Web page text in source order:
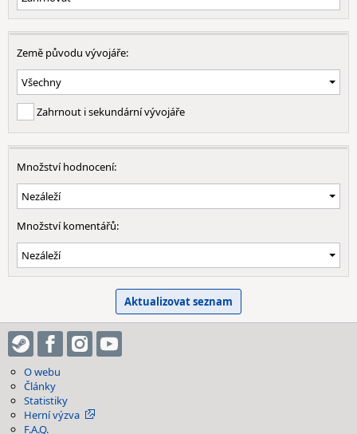
Země původu vývojáře:
Zahrnout i sekundární vývojáře
Množství hodnocení:
Množství komentářů:
O webu
Články
Statistiky
Herní výzva
F.A.Q.